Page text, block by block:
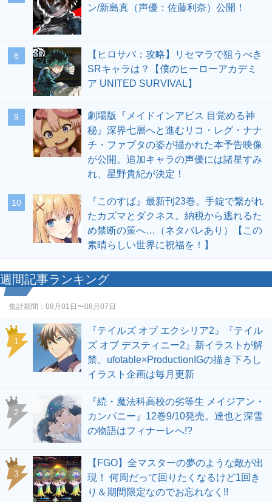
ン/新島真（声優：佐藤利奈）公開！
8
【ヒロサバ：攻略】リセマラで狙うべき
SRキャラは？【僕のヒーローアカデミ
ア UNITED SURVIVAL】
9
劇場版『メイドインアビス 目覚める神
秘』深界七層へと進むリコ・レグ・ナナ
チ・ファプタの姿が描かれた本予告映像
が公開。追加キャラの声優には諸星すみ
れ、星野貴紀が決定！
10
『このすば』最新刊23巻。手錠で繋がれ
たカズマとダクネス。納税から逃れるた
め禁断の策へ…（ネタバレあり）【この
素晴らしい世界に祝福を！】
週間記事ランキング
集計期間： 08月01日〜08月07日
1
『テイルズ オブ エクシリア2』『テイル
ズ オブ デスティニー2』新イラストが解
禁。ufotable×ProductionIGの描き下ろし
イラスト企画は毎月更新
2
『続・魔法科高校の劣等生 メイジアン・
カンパニー』12巻9/10発売。達也と深雪
の物語はフィナーレへ!?
3
【FGO】全マスターの夢のような敵が出
現！ 何周だって回りたくなるけど1回き
り＆期間限定なのでお忘れなく!!